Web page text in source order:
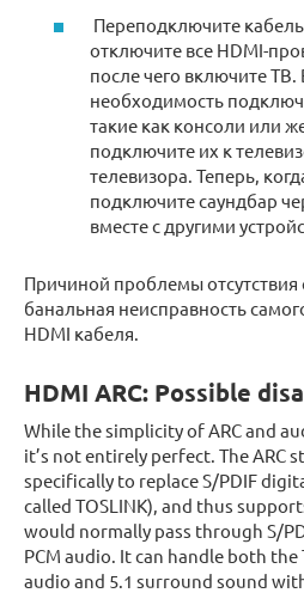
Переподключите
отключите все HDMI-
после чего включите ТВ.
необходимость
такие как консоли или
подключите их к
телевизора. Теперь,
подключите саундбар
вместе с другими
Причиной проблемы отсутствия
банальная неисправность
HDMI кабеля.
HDMI ARC: Possible
While the simplicity of ARC and
it’s not entirely perfect. The ARC
specifically to replace S/PDIF
called TOSLINK), and thus
would normally pass through S/
PCM audio. It can handle both the
audio and 5.1 surround sound